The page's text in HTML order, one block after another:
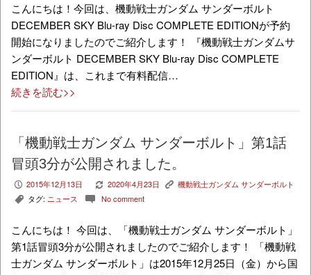
こんにちは！今回は、機動戦士ガンダム サンダーボルト
DECEMBER SKY Blu-ray Disc COMPLETE EDITIONが予約
開始になりましたのでご紹介します！ 『機動戦士ガンダムサ
ンダーボルト DECEMBER SKY Blu-ray Disc COMPLETE
EDITION』は、これまで有料配信…
続きを読む>>
「機動戦士ガンダム サンダーボルト」第1話
冒頭3分が公開されました。
P 2015年12月13日 V 2020年4月23日 K 機動戦士ガンダム サンダーボルト
, タグ: ニュース c No comment
こんにちは！ 今回は、「機動戦士ガンダム サンダーボルト」
第1話冒頭3分が公開されましたのでご紹介します！ 「機動戦
士ガンダム サンダーボルト」は2015年12月25日（金）から国